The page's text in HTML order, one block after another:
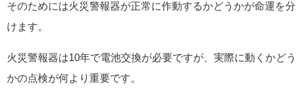
そのためには火災警報器が正常に作動するかどうかが命運を分
けます。
火災警報器は10年で電池交換が必要ですが、実際に動くかどう
かの点検が何より重要です。